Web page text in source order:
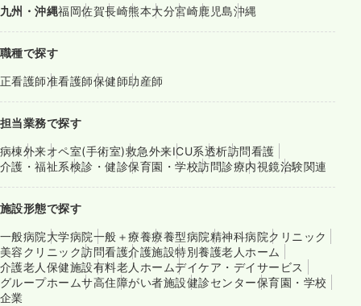
九州・沖縄福岡佐賀長崎熊本大分宮崎鹿児島沖縄
職種で探す
正看護師准看護師保健師助産師
担当業務で探す
病棟外来オペ室(手術室)救急外来ICU系透析訪問看護
介護・福祉系検診・健診保育園・学校訪問診療内視鏡治験関連
施設形態で探す
一般病院大学病院一般＋療養療養型病院精神科病院クリニック
美容クリニック訪問看護介護施設特別養護老人ホーム
介護老人保健施設有料老人ホームデイケア・デイサービス
グループホームサ高住障がい者施設健診センター保育園・学校
企業